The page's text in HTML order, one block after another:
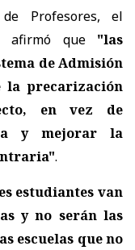
Profesores, el
afirmó que
"las
de Admisión
la precarización
en vez de
y mejorar la
.
estudiantes van
y no serán las
escuelas que no